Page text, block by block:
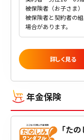
被保険者（お子さま
被保険者と契約者の
場合があります。
詳しく見る
年金保険
「たの